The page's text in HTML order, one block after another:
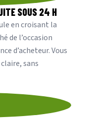
SOUS 24 H
en croisant la
de l’occasion
d’acheteur. Vous
sans